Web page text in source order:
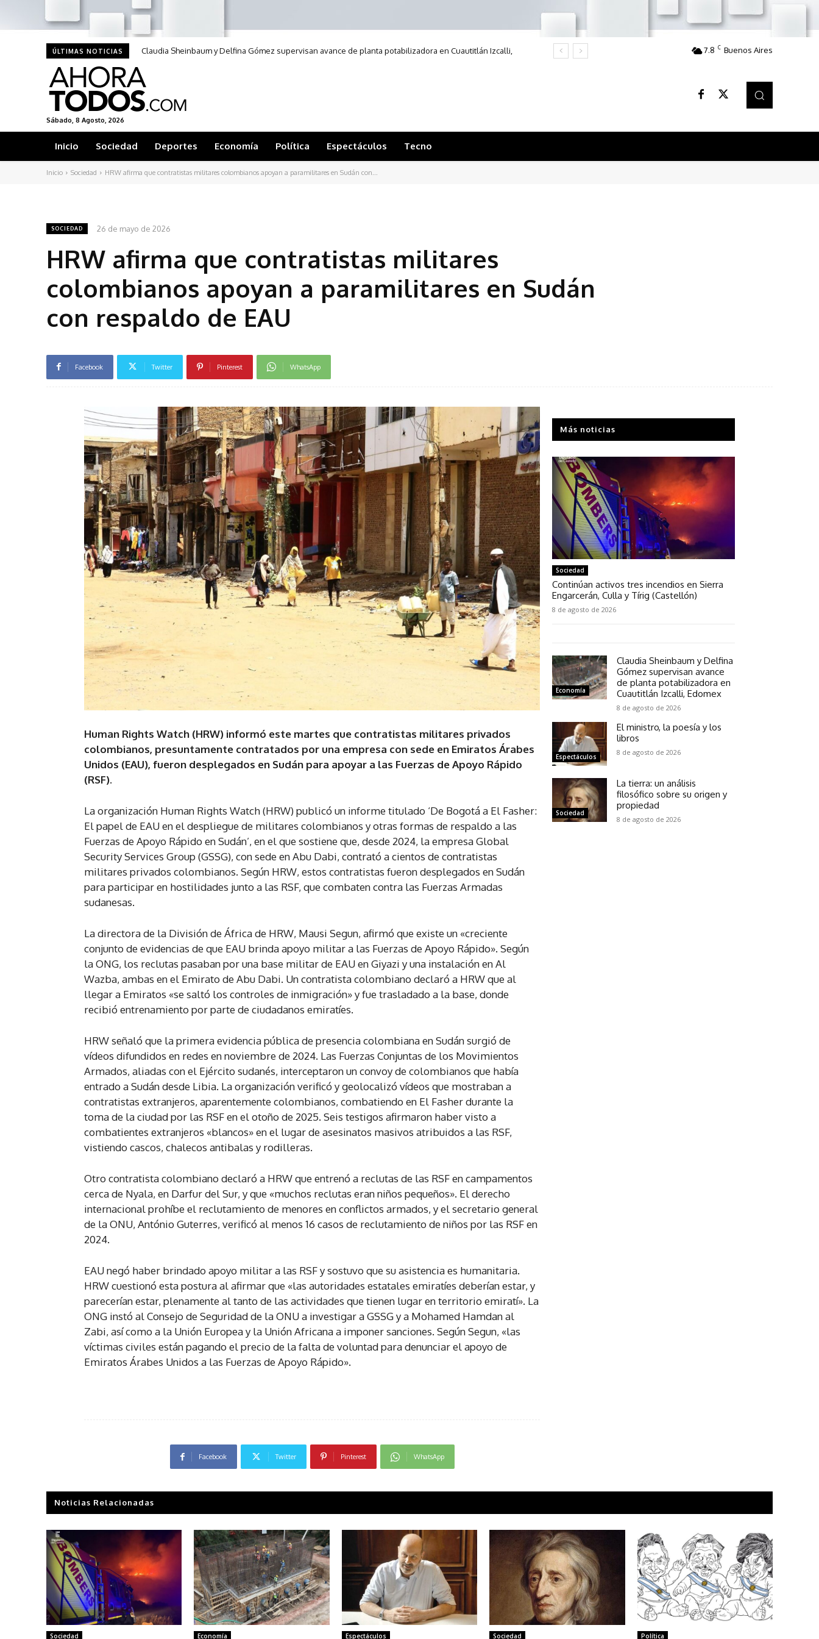
ÚLTIMAS NOTICIAS
Claudia Sheinbaum y Delfina Gómez supervisan avance de planta potabilizadora en Cuautitlán Izcalli,
7.8 C Buenos Aires
Sábado, 8 Agosto, 2026
Inicio Sociedad Deportes Economía Política Espectáculos Tecno
Inicio Sociedad HRW afirma que contratistas militares colombianos apoyan a paramilitares en Sudán con...
SOCIEDAD 26 de mayo de 2026
HRW afirma que contratistas militares
colombianos apoyan a paramilitares en Sudán
con respaldo de EAU
Facebook Twitter Pinterest WhatsApp
Human Rights Watch (HRW) informó este martes que contratistas militares privados
colombianos, presuntamente contratados por una empresa con sede en Emiratos Árabes
Unidos (EAU), fueron desplegados en Sudán para apoyar a las Fuerzas de Apoyo Rápido
(RSF).
La organización Human Rights Watch (HRW) publicó un informe titulado ‘De Bogotá a El Fasher:
El papel de EAU en el despliegue de militares colombianos y otras formas de respaldo a las
Fuerzas de Apoyo Rápido en Sudán’, en el que sostiene que, desde 2024, la empresa Global
Security Services Group (GSSG), con sede en Abu Dabi, contrató a cientos de contratistas
militares privados colombianos. Según HRW, estos contratistas fueron desplegados en Sudán
para participar en hostilidades junto a las RSF, que combaten contra las Fuerzas Armadas
sudanesas.
La directora de la División de África de HRW, Mausi Segun, afirmó que existe un «creciente
conjunto de evidencias de que EAU brinda apoyo militar a las Fuerzas de Apoyo Rápido». Según
la ONG, los reclutas pasaban por una base militar de EAU en Giyazi y una instalación en Al
Wazba, ambas en el Emirato de Abu Dabi. Un contratista colombiano declaró a HRW que al
llegar a Emiratos «se saltó los controles de inmigración» y fue trasladado a la base, donde
recibió entrenamiento por parte de ciudadanos emiratíes.
HRW señaló que la primera evidencia pública de presencia colombiana en Sudán surgió de
vídeos difundidos en redes en noviembre de 2024. Las Fuerzas Conjuntas de los Movimientos
Armados, aliadas con el Ejército sudanés, interceptaron un convoy de colombianos que había
entrado a Sudán desde Libia. La organización verificó y geolocalizó vídeos que mostraban a
contratistas extranjeros, aparentemente colombianos, combatiendo en El Fasher durante la
toma de la ciudad por las RSF en el otoño de 2025. Seis testigos afirmaron haber visto a
combatientes extranjeros «blancos» en el lugar de asesinatos masivos atribuidos a las RSF,
vistiendo cascos, chalecos antibalas y rodilleras.
Otro contratista colombiano declaró a HRW que entrenó a reclutas de las RSF en campamentos
cerca de Nyala, en Darfur del Sur, y que «muchos reclutas eran niños pequeños». El derecho
internacional prohíbe el reclutamiento de menores en conflictos armados, y el secretario general
de la ONU, António Guterres, verificó al menos 16 casos de reclutamiento de niños por las RSF en
2024.
EAU negó haber brindado apoyo militar a las RSF y sostuvo que su asistencia es humanitaria.
HRW cuestionó esta postura al afirmar que «las autoridades estatales emiratíes deberían estar, y
parecerían estar, plenamente al tanto de las actividades que tienen lugar en territorio emiratí». La
ONG instó al Consejo de Seguridad de la ONU a investigar a GSSG y a Mohamed Hamdan al
Zabi, así como a la Unión Europea y la Unión Africana a imponer sanciones. Según Segun, «las
víctimas civiles están pagando el precio de la falta de voluntad para denunciar el apoyo de
Emiratos Árabes Unidos a las Fuerzas de Apoyo Rápido».
Facebook Twitter Pinterest WhatsApp
Más noticias
Sociedad
Continúan activos tres incendios en Sierra
Engarcerán, Culla y Tírig (Castellón)
8 de agosto de 2026
Economía
Claudia Sheinbaum y Delfina
Gómez supervisan avance
de planta potabilizadora en
Cuautitlán Izcalli, Edomex
8 de agosto de 2026
Espectáculos
El ministro, la poesía y los
libros
8 de agosto de 2026
Sociedad
La tierra: un análisis
filosófico sobre su origen y
propiedad
8 de agosto de 2026
Noticias Relacionadas
Sociedad Economía Espectáculos Sociedad Política